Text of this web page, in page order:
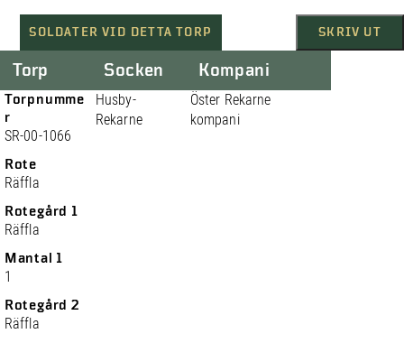
SOLDATER VID DETTA TORP SKRIV UT
Torp
Torpnumme
r
SR-00-1066
Rote
Räffla
Rotegård 1
Räffla
Mantal 1
1
Rotegård 2
Räffla
Socken
Husby-
Rekarne
Kompani
Öster Rekarne
kompani